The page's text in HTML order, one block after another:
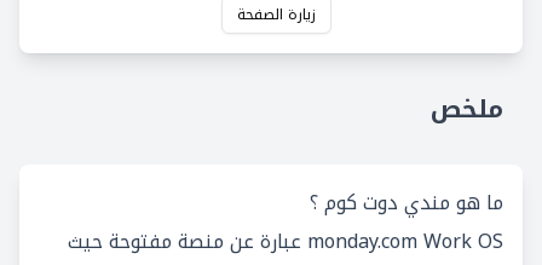
زيارة الصفحة
ملخص
ما هو مندي دوت كوم ؟
monday.com Work OS عبارة عن منصة مفتوحة حيث